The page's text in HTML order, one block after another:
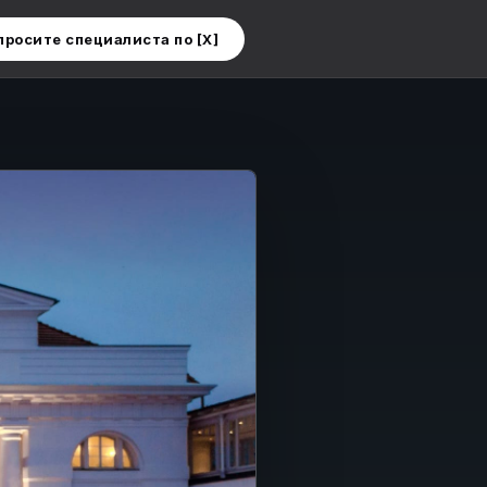
специалиста по [X]